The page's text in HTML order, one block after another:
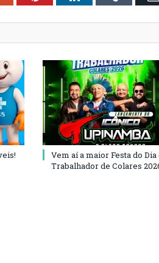
Vem aí a maior Festa do Dia
Trabalhador de Colares